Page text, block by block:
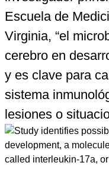
Escuela de
Virginia, “el
cerebro en
y es clave para
sistema
lesiones o